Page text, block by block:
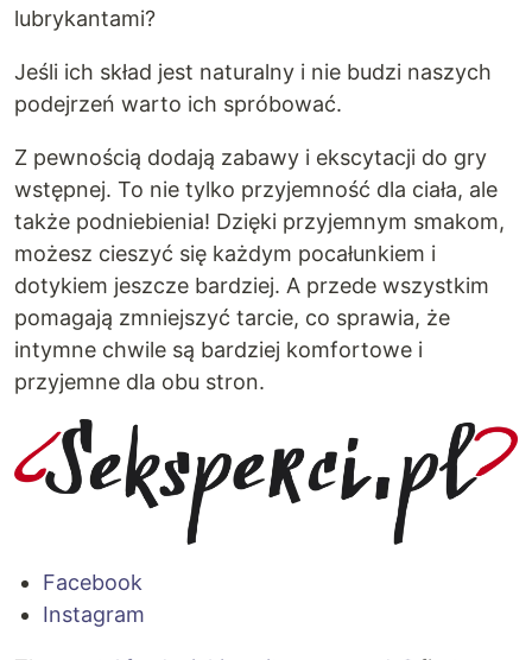
lubrykantami?
Jeśli ich skład jest naturalny i nie budzi naszych
podejrzeń warto ich spróbować.
Z pewnością dodają zabawy i ekscytacji do gry
wstępnej. To nie tylko przyjemność dla ciała, ale
także podniebienia! Dzięki przyjemnym smakom,
możesz cieszyć się każdym pocałunkiem i
dotykiem jeszcze bardziej. A przede wszystkim
pomagają zmniejszyć tarcie, co sprawia, że
intymne chwile są bardziej komfortowe i
przyjemne dla obu stron.
Facebook
Instagram